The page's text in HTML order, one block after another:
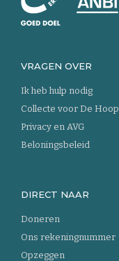
VRAGEN OVER
Ik heb hulp nodig
Collecte voor De Hoop
Privacy en AVG
Beloningsbeleid
DIRECT NAAR
Doneren
Ons rekeningnummer
Opzeggen